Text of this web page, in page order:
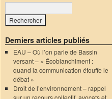
Derniers articles publiés
EAU – Où l’on parle de Bassin
versant – « Écoblanchiment :
quand la communication étouffe le
débat »
Droit de l’environnement – rappel
sur un recours collectif, avocats et